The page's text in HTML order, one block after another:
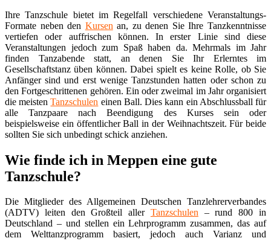
Ihre Tanzschule bietet im Regelfall verschiedene Veranstaltungs-
Formate neben den Kursen an, zu denen Sie Ihre Tanzkenntnisse
vertiefen oder auffrischen können. In erster Linie sind diese
Veranstaltungen jedoch zum Spaß haben da. Mehrmals im Jahr
finden Tanzabende statt, an denen Sie Ihr Erlerntes im
Gesellschaftstanz üben können. Dabei spielt es keine Rolle, ob Sie
Anfänger sind und erst wenige Tanzstunden hatten oder schon zu
den Fortgeschrittenen gehören. Ein oder zweimal im Jahr organisiert
die meistenTanzschulen einen Ball. Dies kann ein Abschlussball für
alle Tanzpaare nach Beendigung des Kurses sein oder
beispielsweise ein öffentlicher Ball in der Weihnachtszeit. Für beide
sollten Sie sich unbedingt schick anziehen.
Wie finde ich in Meppen eine gute
Tanzschule?
Die Mitglieder des Allgemeinen Deutschen Tanzlehrerverbandes
(ADTV) leiten den Großteil aller Tanzschulen– rund 800 in
Deutschland – und stellen ein Lehrprogramm zusammen, das auf
dem Welttanzprogramm basiert, jedoch auch Varianz und